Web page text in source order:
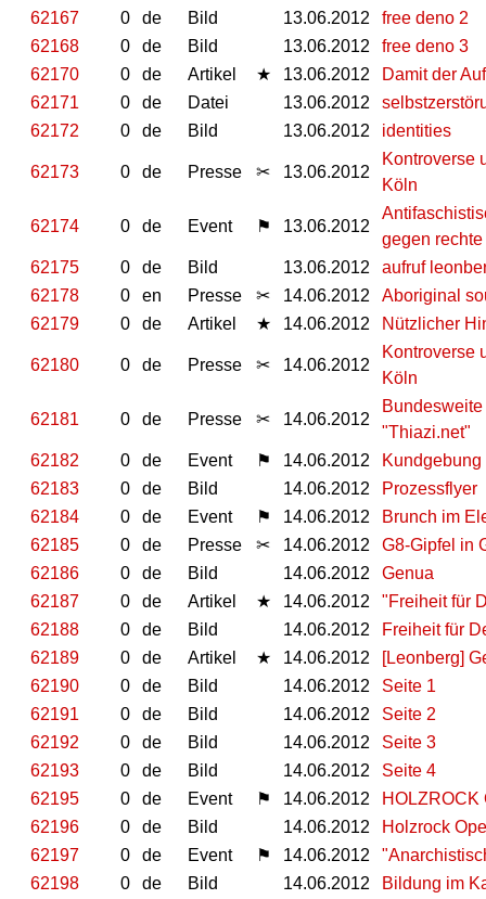
62167
0 de Bild 13.06.2012
free deno 2
62168
0 de Bild 13.06.2012
free deno 3
62170
0 de Artikel ★ 13.06.2012
Damit der
62171
0 de Datei 13.06.2012
62172
0 de Bild 13.06.2012 identities
62173 0 de Presse ✂ 13.06.2012
Kontroverse
Köln
62174 0 de Event ⚑ 13.06.2012
gegen
62175
0 de Bild 13.06.2012
aufruf
62178
0 en Presse ✂ 14.06.2012
Aboriginal
62179
0 de Artikel ★ 14.06.2012 Nützlicher
62180 0 de Presse ✂ 14.06.2012
Kontroverse
Köln
62181 0 de Presse ✂ 14.06.2012
"Thiazi.net"
62182
0 de Event ⚑ 14.06.2012
62183
0 de Bild 14.06.2012
Prozessflyer
62184
0 de Event ⚑ 14.06.2012
Brunch im
62185
0 de Presse ✂ 14.06.2012
G8-Gipfel in
62186
0 de Bild 14.06.2012
Genua
62187
0 de Artikel ★ 14.06.2012
"Freiheit für
62188
0 de Bild 14.06.2012
Freiheit für
62189
0 de Artikel ★ 14.06.2012
[Leonberg]
62190
0 de Bild 14.06.2012
Seite 1
62191
0 de Bild 14.06.2012
Seite 2
62192
0 de Bild 14.06.2012
Seite 3
62193
0 de Bild 14.06.2012
Seite 4
62195
0 de Event ⚑ 14.06.2012
HOLZROCK
62196
0 de Bild 14.06.2012
Holzrock
62197
0 de Event ⚑ 14.06.2012
62198
0 de Bild 14.06.2012
Bildung im